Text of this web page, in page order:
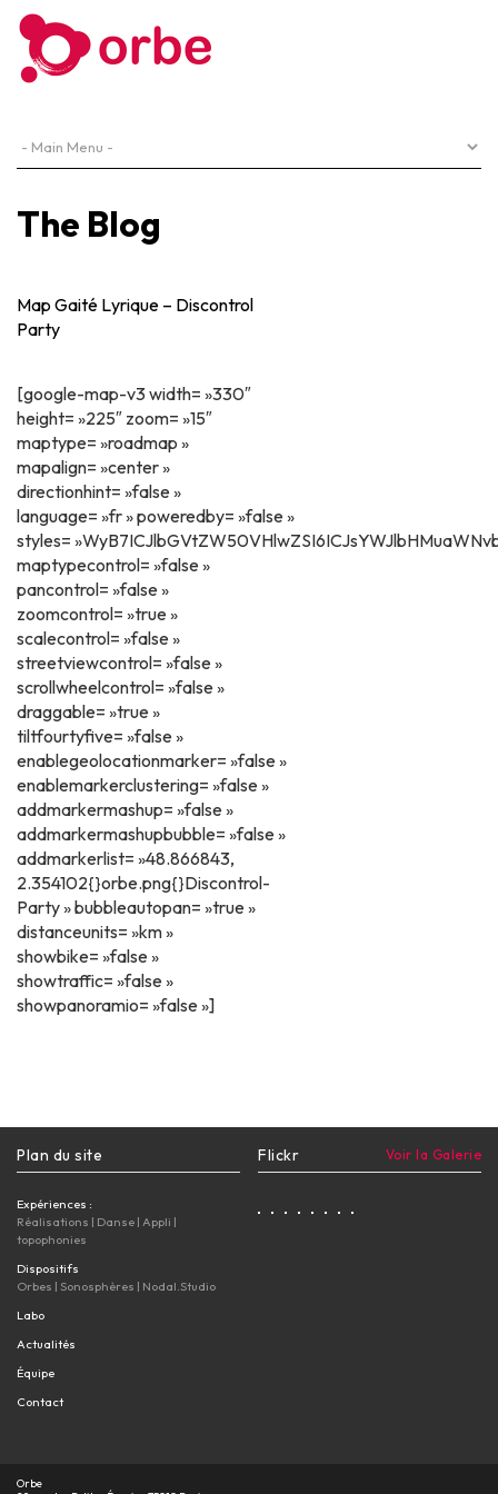
The Blog
Map Gaité Lyrique – Discontrol
Party
[google-map-v3 width= »330″
height= »225″ zoom= »15″
maptype= »roadmap »
mapalign= »center »
directionhint= »false »
language= »fr » poweredby= »false »
styles=
maptypecontrol= »false »
pancontrol= »false »
zoomcontrol= »true »
scalecontrol= »false »
streetviewcontrol= »false »
scrollwheelcontrol= »false »
draggable= »true »
tiltfourtyfive= »false »
enablegeolocationmarker= »false »
enablemarkerclustering= »false »
addmarkermashup= »false »
addmarkermashupbubble= »false »
addmarkerlist= »48.866843,
2.354102{}orbe.png{}Discontrol-
Party » bubbleautopan= »true »
distanceunits= »km »
showbike= »false »
showtraffic= »false »
showpanoramio= »false »]
Plan du site
Expériences :
Réalisations | Danse | Appli |
topophonies
Dispositifs
Orbes | Sonosphères | Nodal.Studio
Labo
Actualités
Équipe
Contact
Flickr Voir la Galerie
Orbe